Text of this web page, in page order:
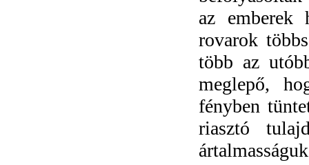
az emberek
rovarok
több az
meglepő,
fényben
riasztó